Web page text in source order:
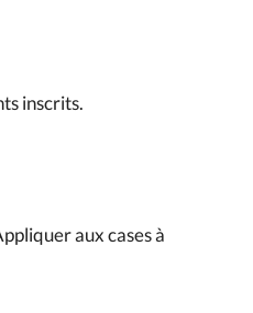
inscrits.
aux cases à